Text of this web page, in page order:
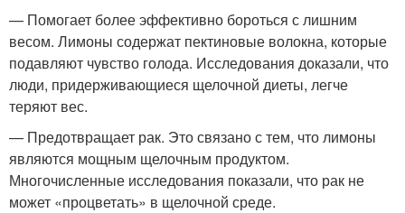
— Помогает более эффективно бороться с лишним
весом. Лимоны содержат пектиновые волокна, которые
подавляют чувство голода. Исследования доказали, что
люди, придерживающиеся щелочной диеты, легче
теряют вес.
— Предотвращает рак. Это связано с тем, что лимоны
являются мощным щелочным продуктом.
Многочисленные исследования показали, что рак не
может «процветать» в щелочной среде.